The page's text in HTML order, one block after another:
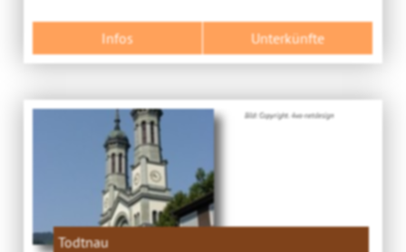
Infos Unterkünfte
Bild: Copyright. 4ws-netdesign
Todtnau